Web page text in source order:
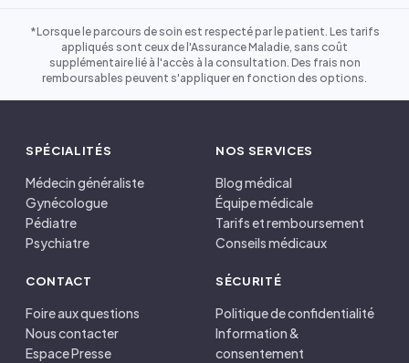
*Lorsque le parcours de soin est respecté par le patient. Les tarifs
appliqués sont ceux de l'Assurance Maladie, sans coût
supplémentaire lié à l'accès à la consultation. Des frais non
remboursables peuvent s'appliquer en fonction des options.
SPÉCIALITÉS
Médecin généraliste
Gynécologue
Pédiatre
Psychiatre
NOS SERVICES
Blog médical
Équipe médicale
Tarifs et remboursement
Conseils médicaux
CONTACT
Foire aux questions
Nous contacter
Espace Presse
SÉCURITÉ
Politique de confidentialité
Information &
consentement